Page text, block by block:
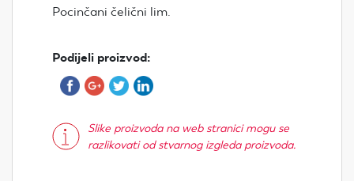
Pocinčani čelični lim.
Podijeli proizvod:
Slike proizvoda na web stranici mogu se
razlikovati od stvarnog izgleda proizvoda.